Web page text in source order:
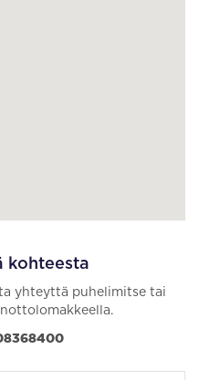
kohteesta
yhteyttä puhelimitse tai